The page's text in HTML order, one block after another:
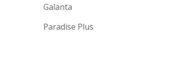
Galanta
Paradise Plus